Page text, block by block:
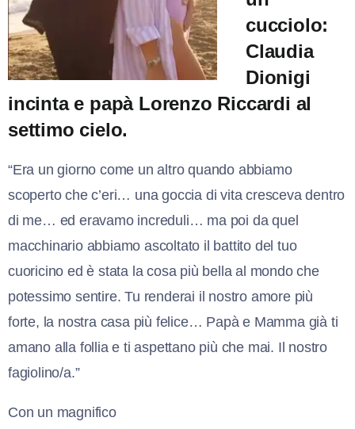
cucciolo:
Claudia
Dionigi
incinta e papà Lorenzo Riccardi al
settimo cielo.
“Era un giorno come un altro quando abbiamo
scoperto che c’eri… una goccia di vita cresceva dentro
di me… ed eravamo increduli… ma poi da quel
macchinario abbiamo ascoltato il battito del tuo
cuoricino ed è stata la cosa più bella al mondo che
potessimo sentire. Tu renderai il nostro amore più
forte, la nostra casa più felice… Papà e Mamma già ti
amano alla follia e ti aspettano più che mai. Il nostro
fagiolino/a.”
Con un magnifico